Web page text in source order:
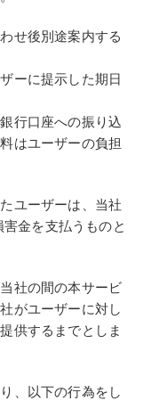
せ後別途案内する
ーに提示した期日
行口座への振り込
はユーザーの負担
ユーザーは、当社
金を支払うものと
社の間の本サービ
がユーザーに対し
供するまでとしま
、以下の行為をし